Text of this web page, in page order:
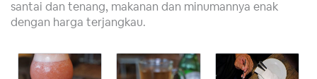
santai dan tenang, makanan dan minumannya enak
dengan harga terjangkau.